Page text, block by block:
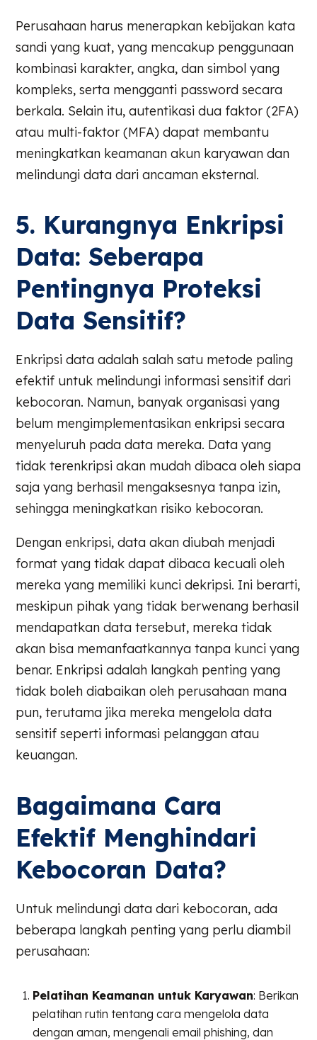
Perusahaan harus menerapkan kebijakan kata
sandi yang kuat, yang mencakup penggunaan
kombinasi karakter, angka, dan simbol yang
kompleks, serta mengganti password secara
berkala. Selain itu, autentikasi dua faktor (2FA)
atau multi-faktor (MFA) dapat membantu
meningkatkan keamanan akun karyawan dan
melindungi data dari ancaman eksternal.
5. Kurangnya Enkripsi
Data: Seberapa
Pentingnya Proteksi
Data Sensitif?
Enkripsi data adalah salah satu metode paling
efektif untuk melindungi informasi sensitif dari
kebocoran. Namun, banyak organisasi yang
belum mengimplementasikan enkripsi secara
menyeluruh pada data mereka. Data yang
tidak terenkripsi akan mudah dibaca oleh siapa
saja yang berhasil mengaksesnya tanpa izin,
sehingga meningkatkan risiko kebocoran.
Dengan enkripsi, data akan diubah menjadi
format yang tidak dapat dibaca kecuali oleh
mereka yang memiliki kunci dekripsi. Ini berarti,
meskipun pihak yang tidak berwenang berhasil
mendapatkan data tersebut, mereka tidak
akan bisa memanfaatkannya tanpa kunci yang
benar. Enkripsi adalah langkah penting yang
tidak boleh diabaikan oleh perusahaan mana
pun, terutama jika mereka mengelola data
sensitif seperti informasi pelanggan atau
keuangan.
Bagaimana Cara
Efektif Menghindari
Kebocoran Data?
Untuk melindungi data dari kebocoran, ada
beberapa langkah penting yang perlu diambil
perusahaan:
Pelatihan Keamanan untuk Karyawan: Berikan
pelatihan rutin tentang cara mengelola data
dengan aman, mengenali email phishing, dan